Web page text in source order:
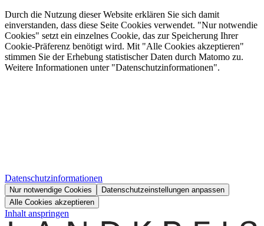
Durch die Nutzung dieser Website erklären Sie sich damit
einverstanden, dass diese Seite Cookies verwendet. "Nur notwendie
Cookies" setzt ein einzelnes Cookie, das zur Speicherung Ihrer
Cookie-Präferenz benötigt wird. Mit "Alle Cookies akzeptieren"
stimmen Sie der Erhebung statistischer Daten durch Matomo zu.
Weitere Informationen unter "Datenschutzinformationen".
Datenschutzinformationen
Nur notwendige Cookies
Datenschutzeinstellungen anpassen
Alle Cookies akzeptieren
Inhalt anspringen